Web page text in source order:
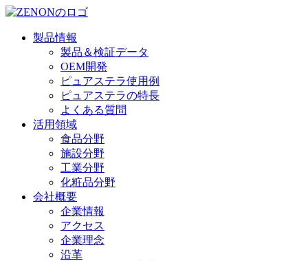
製品情報
製品＆検証データ
OEM開発
ピュアステラ使用例
ピュアステラの特長
よくある質問
活用領域
食品分野
施設分野
工業分野
化粧品分野
会社概要
企業情報
アクセス
企業理念
沿革